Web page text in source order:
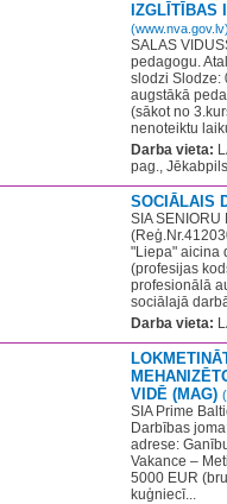
IZGLĪTĪBAS
(www.nva.gov.lv)
SALAS
pedagogu.
slodzi Slodze:
augstākā
(sākot no
nenoteiktu
Darba vieta:
pag.,
SOCIĀLAIS
SIA SENIORU
"Liepa" aicina
(profesijas
profesionālā
sociālajā
Darba vieta:
VIDĒ (MAG)
SIA Prime
Darbības
adrese:
Vakance –
5000 EUR
kuģniecī...